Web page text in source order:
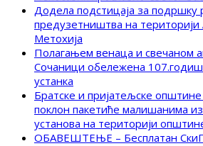
Додела подстицаја за подршку
предузетништва на
Метохија
Полагањем венаца и свечаном
Сочаници обележена
устанка
Братске и пријатељске
поклон пакетиће малишанима
установа на територији
ОБАВЕШТЕЊЕ – Бесплатан